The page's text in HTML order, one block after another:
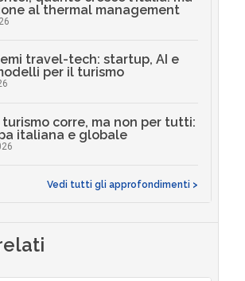
al thermal management
travel-tech: startup, AI e
per il turismo
turismo corre, ma non per tutti:
italiana e globale
Vedi tutti gli approfondimenti >